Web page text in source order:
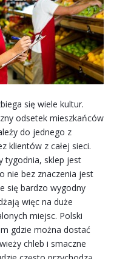
się wiele kultur.
odsetek mieszkańców
do jednego z
klientów z całej sieci.
tygodnia, sklep jest
nie bez znaczenia jest
się bardzo wygodny
więc na duże
miejsc. Polski
gdzie można dostać
chleb i smaczne